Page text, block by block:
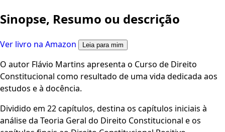
Sinopse, Resumo ou descrição
Ver livro na Amazon Leia para mim
O autor Flávio Martins apresenta o Curso de Direito
Constitucional como resultado de uma vida dedicada aos
estudos e à docência.
Dividido em 22 capítulos, destina os capítulos iniciais à
análise da Teoria Geral do Direito Constitucional e os